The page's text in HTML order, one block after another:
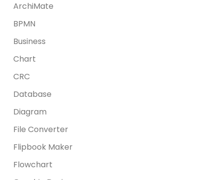
ArchiMate
BPMN
Business
Chart
CRC
Database
Diagram
File Converter
Flipbook Maker
Flowchart